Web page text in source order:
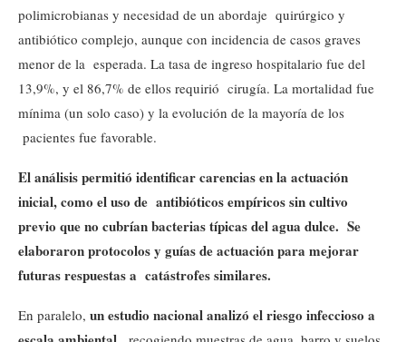
polimicrobianas y necesidad de un abordaje quirúrgico y
antibiótico complejo, aunque con incidencia de casos graves
menor de la esperada. La tasa de ingreso hospitalario fue del
13,9%, y el 86,7% de ellos requirió cirugía. La mortalidad fue
mínima (un solo caso) y la evolución de la mayoría de los
pacientes fue favorable.
El análisis permitió identificar carencias en la actuación
inicial, como el uso de antibióticos empíricos sin cultivo
previo que no cubrían bacterias típicas del agua dulce. Se
elaboraron protocolos y guías de actuación para mejorar
futuras respuestas a catástrofes similares.
En paralelo, un estudio nacional analizó el riesgo infeccioso a